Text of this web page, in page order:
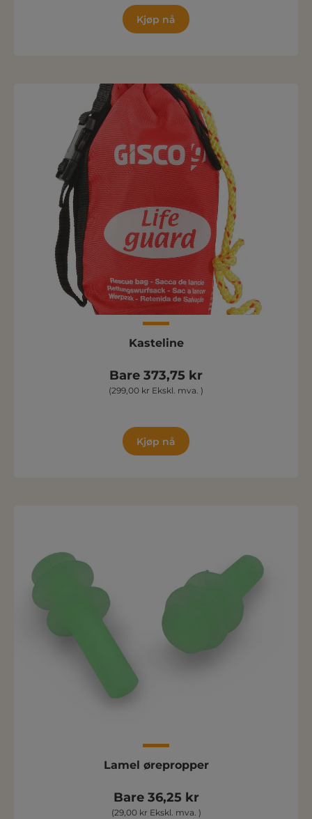
Kjøp nå
Kasteline
Bare 373,75 kr
(299,00 kr Ekskl. mva. )
Kjøp nå
Lamel ørepropper
Bare 36,25 kr
(29,00 kr Ekskl. mva. )